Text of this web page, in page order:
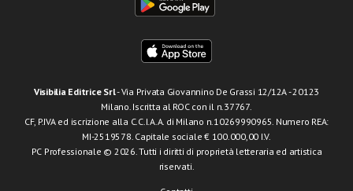
Visibilia Editrice Srl- Via Privata Giovannino De Grassi 12/12A - 20123
Milano. Iscritta al ROC con il n.37767.
CF, P.IVA ed iscrizione alla C.C.I.A.A. di Milano n.10269990965. Numero REA:
MI-2519578. Capitale sociale € 100.000,00 I.V.
PC Professionale © 2026. Tutti i diritti di proprietà letteraria ed artistica
riservati.